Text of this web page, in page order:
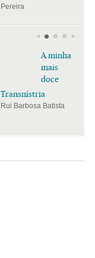
Pereira
A minha
mais
doce
Transnístria
Rui Barbosa Batista